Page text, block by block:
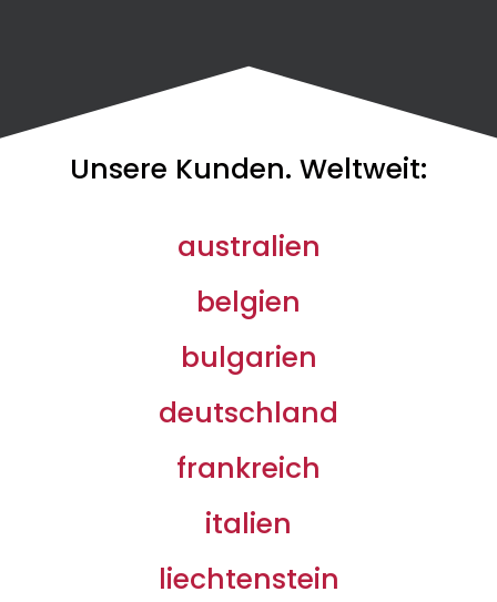
Unsere Kunden. Weltweit:
australien
belgien
bulgarien
deutschland
frankreich
italien
liechtenstein